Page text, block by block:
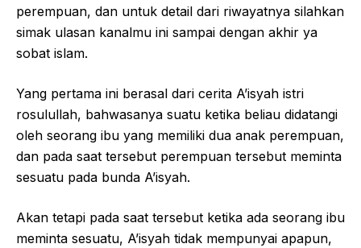
perempuan, dan untuk detail dari riwayatnya silahkan
simak ulasan kanalmu ini sampai dengan akhir ya
sobat islam.
Yang pertama ini berasal dari cerita A’isyah istri
rosulullah, bahwasanya suatu ketika beliau didatangi
oleh seorang ibu yang memiliki dua anak perempuan,
dan pada saat tersebut perempuan tersebut meminta
sesuatu pada bunda A’isyah.
Akan tetapi pada saat tersebut ketika ada seorang ibu
meminta sesuatu, A’isyah tidak mempunyai apapun,